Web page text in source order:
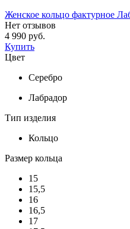
Женское кольцо фактурное
Нет отзывов
4 990 руб.
Купить
Цвет
Серебро
Лабрадор
Тип изделия
Кольцо
Размер кольца
15
15,5
16
16,5
17